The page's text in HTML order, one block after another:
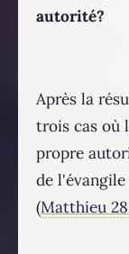
autorité?
Après la
trois cas où
propre
de
(Matthieu